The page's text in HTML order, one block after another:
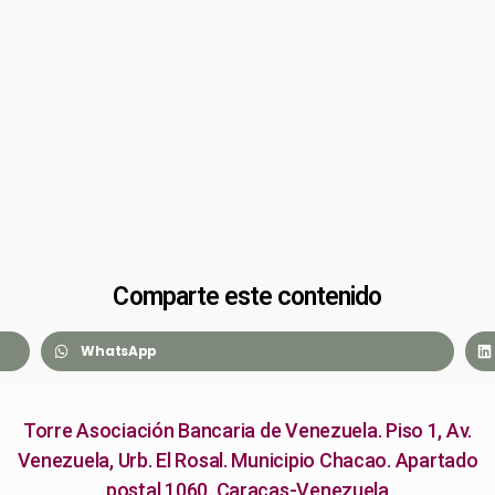
Comparte este contenido
WhatsApp
Torre Asociación Bancaria de Venezuela. Piso 1, Av.
Venezuela, Urb. El Rosal. Municipio Chacao. Apartado
postal 1060. Caracas-Venezuela